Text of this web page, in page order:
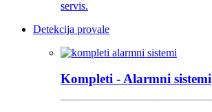
Detekcija provale
Kompleti - Alarmni sistemi